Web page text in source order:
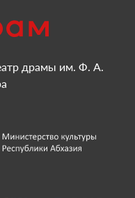
драмы им. Ф. А.